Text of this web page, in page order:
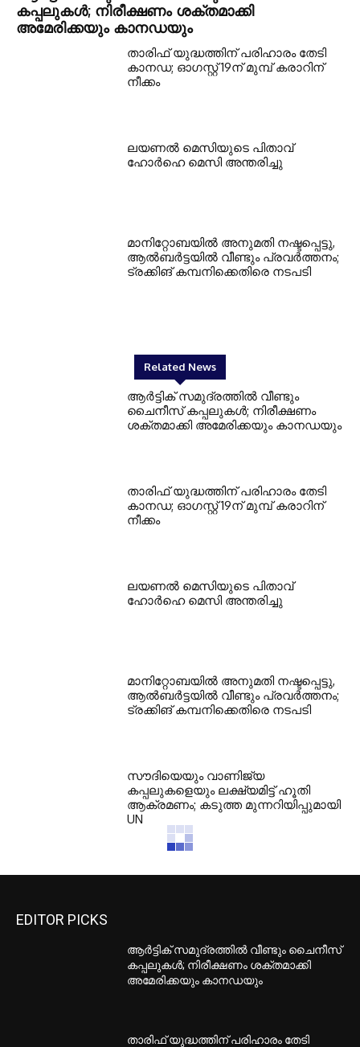
കപ്പലുകൾ; നിരീക്ഷണം ശക്തമാക്കി
അമേരിക്കയും കാനഡയും
താരിഫ് യുദ്ധത്തിന് പരിഹാരം തേടി
കാനഡ; ഓഗസ്റ്റ് 19ന് മുമ്പ് കരാറിന്
നീക്കം
ലയണൽ മെസിയുടെ പിതാവ്
ഹോർഹെ മെസി അന്തരിച്ചു
മാനിറ്റോബയിൽ അനുമതി നഷ്ടപ്പെട്ടു,
ആൽബർട്ടയിൽ വീണ്ടും പ്രവർത്തനം;
ട്രക്കിങ് കമ്പനിക്കെതിരെ നടപടി
Related News
ആർട്ടിക് സമുദ്രത്തിൽ വീണ്ടും
ചൈനീസ് കപ്പലുകൾ; നിരീക്ഷണം
ശക്തമാക്കി അമേരിക്കയും കാനഡയും
താരിഫ് യുദ്ധത്തിന് പരിഹാരം തേടി
കാനഡ; ഓഗസ്റ്റ് 19ന് മുമ്പ് കരാറിന്
നീക്കം
ലയണൽ മെസിയുടെ പിതാവ്
ഹോർഹെ മെസി അന്തരിച്ചു
മാനിറ്റോബയിൽ അനുമതി നഷ്ടപ്പെട്ടു,
ആൽബർട്ടയിൽ വീണ്ടും പ്രവർത്തനം;
ട്രക്കിങ് കമ്പനിക്കെതിരെ നടപടി
സൗദിയെയും വാണിജ്യ
കപ്പലുകളെയും ലക്ഷ്യമിട്ട് ഹൂതി
ആക്രമണം; കടുത്ത മുന്നറിയിപ്പുമായി
UN
EDITOR PICKS
ആർട്ടിക് സമുദ്രത്തിൽ വീണ്ടും ചൈനീസ്
കപ്പലുകൾ; നിരീക്ഷണം ശക്തമാക്കി
അമേരിക്കയും കാനഡയും
താരിഫ് യുദ്ധത്തിന് പരിഹാരം തേടി